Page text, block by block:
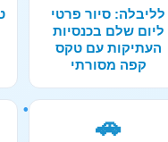
לליבלה: סיור פרטי
ליום שלם בכנסיות
העתיקות עם טקס
קפה מסורתי
🚗